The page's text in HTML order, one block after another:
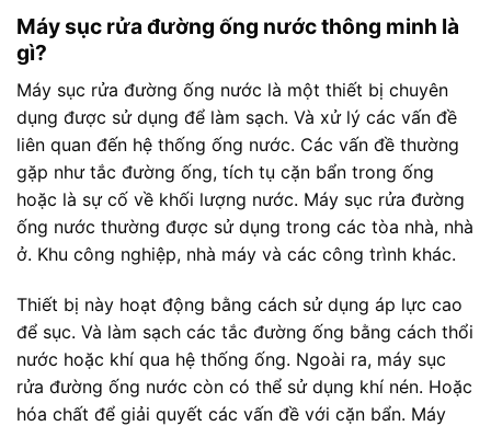
Máy sục rửa đường ống nước thông minh là
gì?
Máy sục rửa đường ống nước là một thiết bị chuyên
dụng được sử dụng để làm sạch. Và xử lý các vấn đề
liên quan đến hệ thống ống nước. Các vấn đề thường
gặp như tắc đường ống, tích tụ cặn bẩn trong ống
hoặc là sự cố về khối lượng nước. Máy sục rửa đường
ống nước thường được sử dụng trong các tòa nhà, nhà
ở. Khu công nghiệp, nhà máy và các công trình khác.
Thiết bị này hoạt động bằng cách sử dụng áp lực cao
để sục. Và làm sạch các tắc đường ống bằng cách thổi
nước hoặc khí qua hệ thống ống. Ngoài ra, máy sục
rửa đường ống nước còn có thể sử dụng khí nén. Hoặc
hóa chất để giải quyết các vấn đề với cặn bẩn. Máy